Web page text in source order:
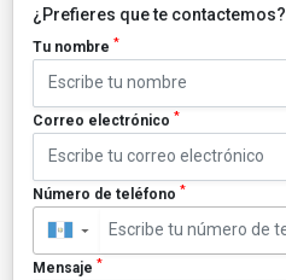
¿Prefieres que te contactemos?
Tu nombre *
Correo electrónico *
Número de teléfono *
▼
Mensaje *